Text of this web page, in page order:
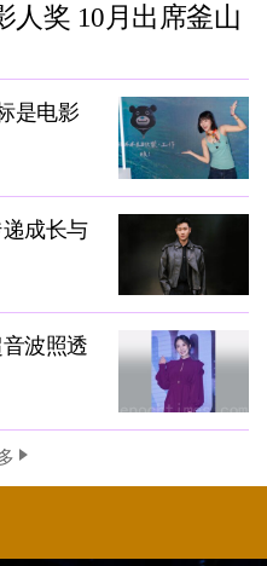
人奖 10月出席釜山
是电影
成长与
波照透